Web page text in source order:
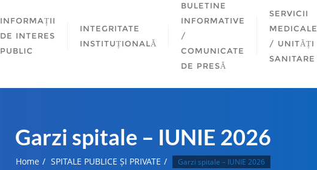
INFORMAȚII
DE INTERES
PUBLIC
INTEGRITATE
INSTITUȚIONALĂ
BULETINE
INFORMATIVE
/
COMUNICATE
DE PRESĂ
SERVICII
MEDICALE
/ UNITĂȚI
SANITARE
Garzi spitale – IUNIE 2026
Home SPITALE PUBLICE ȘI PRIVATE Garzi spitale – IUNIE 2026